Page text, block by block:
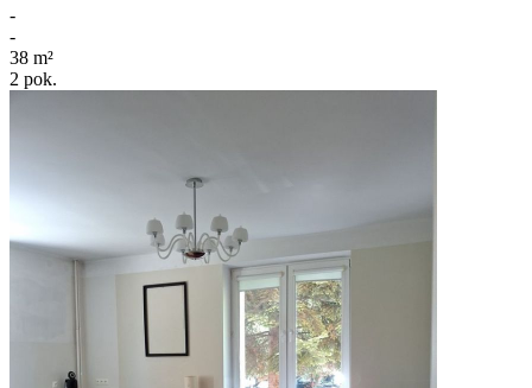
-
-
38 m²
2 pok.